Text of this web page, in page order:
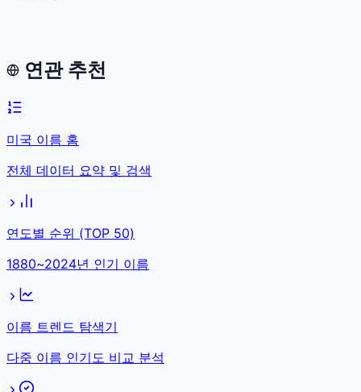
연관 추천
미국 이름 홈
전체 데이터 요약 및 검색
연도별 순위 (TOP 50)
1880~2024년 인기 이름
이름 트렌드 탐색기
다중 이름 인기도 비교 분석